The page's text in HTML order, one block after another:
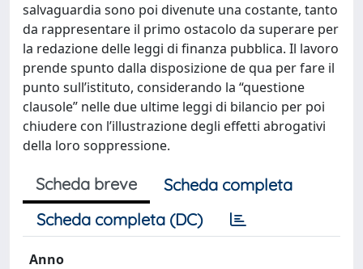
salvaguardia sono poi divenute una costante, tanto
da rappresentare il primo ostacolo da superare per
la redazione delle leggi di finanza pubblica. Il lavoro
prende spunto dalla disposizione de qua per fare il
punto sull’istituto, considerando la “questione
clausole” nelle due ultime leggi di bilancio per poi
chiudere con l’illustrazione degli effetti abrogativi
della loro soppressione.
Scheda breve
Scheda completa
Scheda completa (DC)
Anno